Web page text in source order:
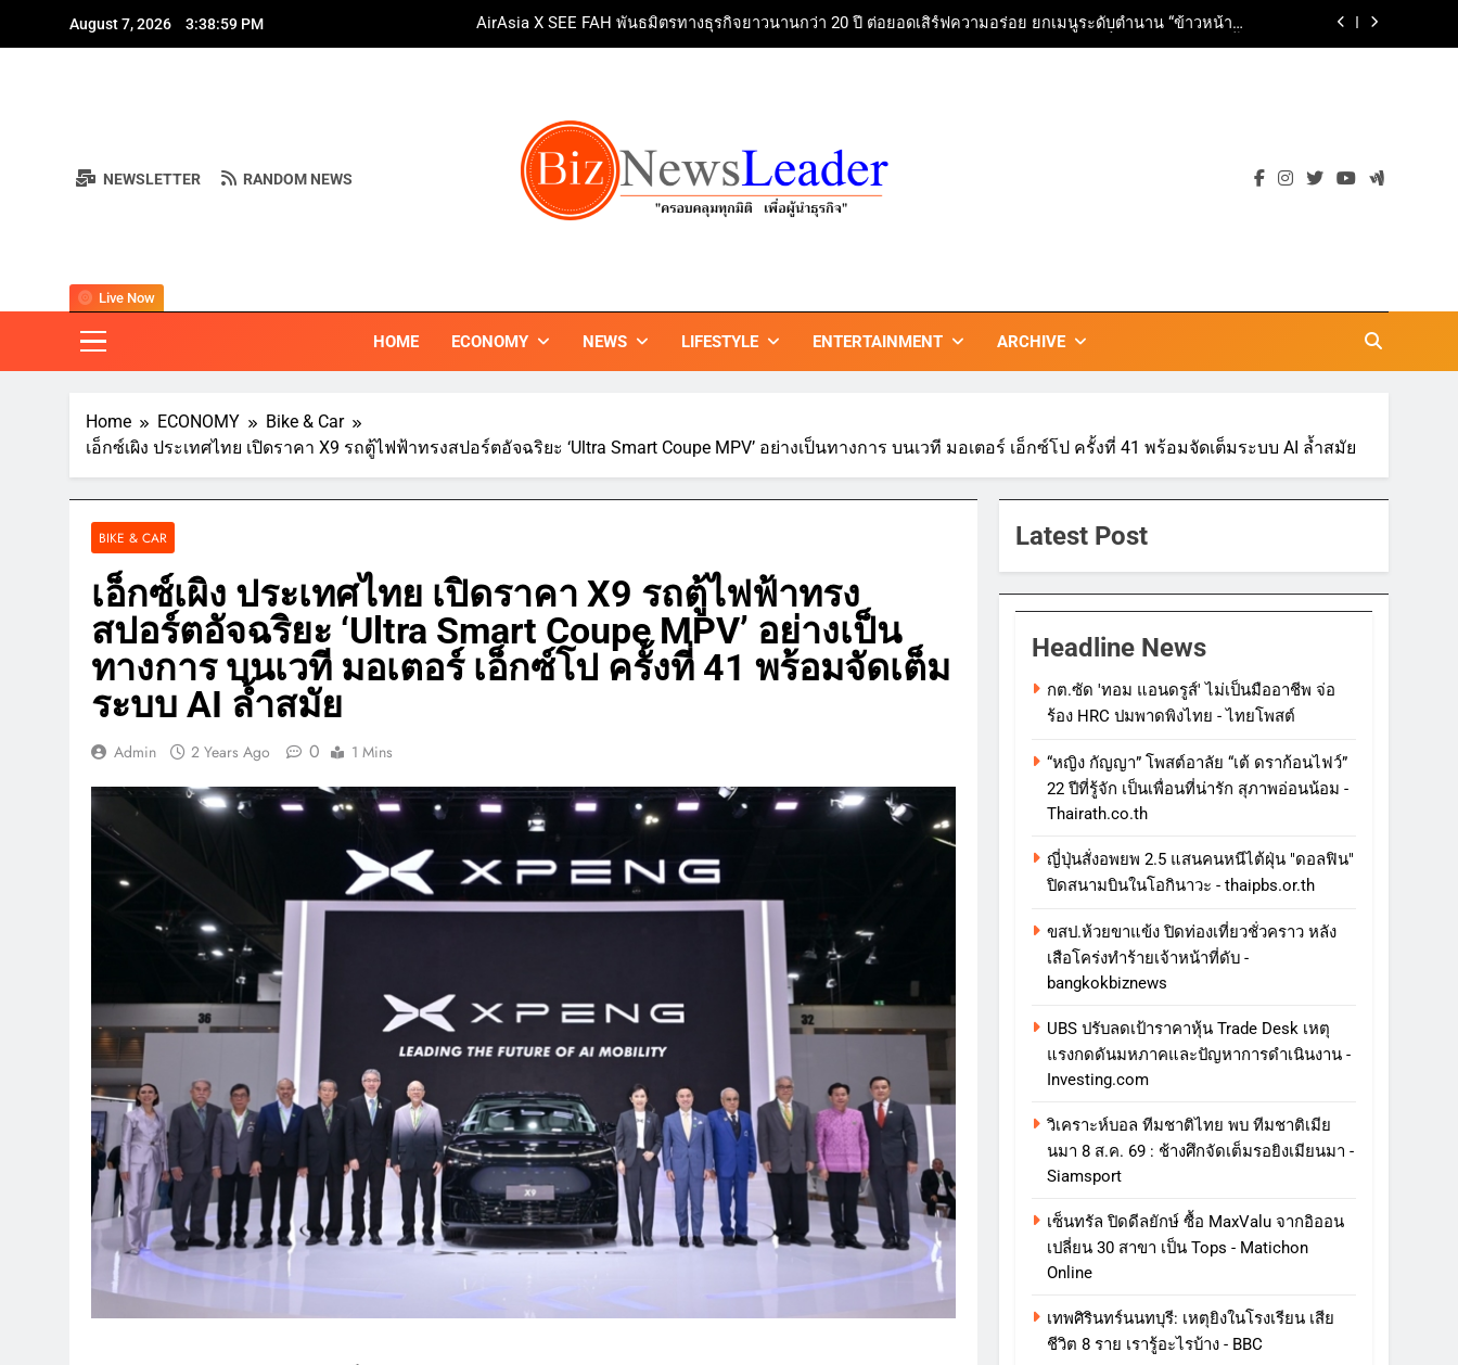
August 7, 2026 3:39:00 PM
AirAsia X SEE FAH พันธมิตรทางธุรกิจยาวนานกว่า 20 ปี ต่อยอดเสิร์ฟความอร่อย ยกเมนูระดับตำนาน “ข้าวหน้าไก่
บ้านหนองสองห้องจัดใหญ่ “แห่เทียนพรรษา – ผ้าป่าซาเล้งปลอดเหล้าเข้าพรรษา 2569” ชูพลังชุมชนสืบสานพุทธ
Guangzhou Yinghao School Unveils Vision for Future-Ready Education
AirAsia X SEE FAH พันธมิตรทางธุรกิจยาวนานกว่า 20 ปี ต่อยอดเสิร์ฟความอร่อย ยกเมนูระดับตำนาน “ข้าวหน้าไก่
NEWSLETTER RANDOM NEWS
HOME ECONOMY NEWS LIFESTYLE ENTERTAINMENT ARCHIVE
Live Now
Home ECONOMY
Bike & Car
เอ็กซ์เผิง ประเทศไทย เปิดราคา X9 รถตู้ไฟฟ้าทรงสปอร์ตอัจฉริยะ ‘Ultra Smart Coupe MPV’ อย่างเป็นทางการ บนเวที มอเตอร์ เอ็กซ์โป ครั้งที่ 41 พร้อมจัดเต็มระบบ AI ล้ำสมัย
BIKE & CAR
เอ็กซ์เผิง ประเทศไทย เปิดราคา X9 รถตู้ไฟฟ้าทรง
สปอร์ตอัจฉริยะ ‘Ultra Smart Coupe MPV’ อย่างเป็น
ทางการ บนเวที มอเตอร์ เอ็กซ์โป ครั้งที่ 41 พร้อมจัดเต็ม
ระบบ AI ล้ำสมัย
Admin 2 Years Ago 0 1 Mins
Latest Post
Headline News
กต.ซัด 'ทอม แอนดรูส์' ไม่เป็นมืออาชีพ จ่อ
ร้อง HRC ปมพาดพิงไทย - ไทยโพสต์
“หญิง กัญญา” โพสต์อาลัย “เต้ ดราก้อนไฟว์”
22 ปีที่รู้จัก เป็นเพื่อนที่น่ารัก สุภาพอ่อนน้อม -
Thairath.co.th
ญี่ปุ่นสั่งอพยพ 2.5 แสนคนหนีไต้ฝุ่น "ดอลฟิน"
ปิดสนามบินในโอกินาวะ - thaipbs.or.th
ขสป.ห้วยขาแข้ง ปิดท่องเที่ยวชั่วคราว หลัง
เสือโคร่งทำร้ายเจ้าหน้าที่ดับ -
bangkokbiznews
UBS ปรับลดเป้าราคาหุ้น Trade Desk เหตุ
แรงกดดันมหภาคและปัญหาการดําเนินงาน -
Investing.com
วิเคราะห์บอล ทีมชาติไทย พบ ทีมชาติเมีย
นมา 8 ส.ค. 69 : ช้างศึกจัดเต็มรอยิงเมียนมา -
Siamsport
เซ็นทรัล ปิดดีลยักษ์ ซื้อ MaxValu จากอิออน
เปลี่ยน 30 สาขา เป็น Tops - Matichon
Online
เทพศิรินทร์นนทบุรี: เหตุยิงในโรงเรียน เสีย
ชีวิต 8 ราย เรารู้อะไรบ้าง - BBC